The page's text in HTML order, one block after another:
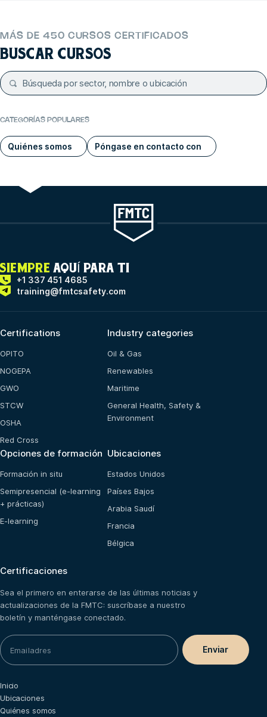
MÁS DE 450 CURSOS CERTIFICADOS
BUSCAR CURSOS
CATEGORÍAS POPULARES
Quiénes somos Póngase en contacto con
SIEMPRE AQUÍ PARA TI
+1 337 451 4685
training@fmtcsafety.com
Certifications
OPITO
NOGEPA
GWO
STCW
OSHA
Red Cross
Industry categories
Oil & Gas
Renewables
Maritime
General Health, Safety &
Environment
Opciones de formación
Formación in situ
Semipresencial (e-learning
+ prácticas)
E-learning
Ubicaciones
Estados Unidos
Países Bajos
Arabia Saudí
Francia
Bélgica
Certificaciones
Sea el primero en enterarse de las últimas noticias y
actualizaciones de la FMTC: suscríbase a nuestro
boletín y manténgase conectado.
Inicio
Ubicaciones
Quiénes somos